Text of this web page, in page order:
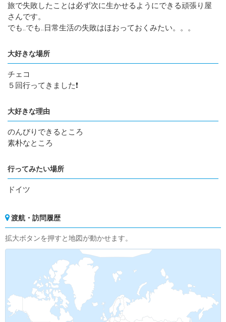
旅で失敗したことは必ず次に生かせるようにできる頑張り屋
さんです。
でも‥でも‥日常生活の失敗はほおっておくみたい。。。
大好きな場所
チェコ
５回行ってきました❗
大好きな理由
のんびりできるところ
素朴なところ
行ってみたい場所
ドイツ
渡航・訪問履歴
拡大ボタンを押すと地図が動かせます。